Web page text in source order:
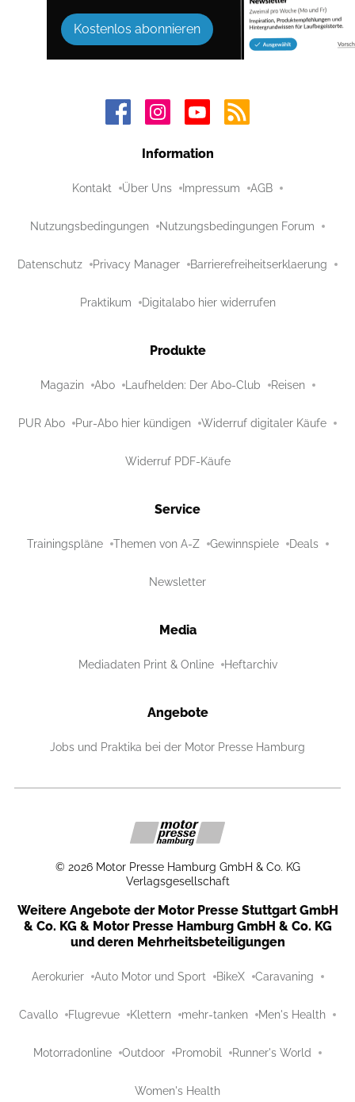
Kostenlos abonnieren
Information
Kontakt Über Uns Impressum AGB
Nutzungsbedingungen Nutzungsbedingungen Forum
Datenschutz Privacy Manager Barrierefreiheitserklaerung
Praktikum Digitalabo hier widerrufen
Produkte
Magazin Abo Laufhelden: Der Abo-Club Reisen
PUR Abo Pur-Abo hier kündigen Widerruf digitaler Käufe
Widerruf PDF-Käufe
Service
Trainingspläne Themen von A-Z Gewinnspiele Deals
Newsletter
Media
Mediadaten Print & Online Heftarchiv
Angebote
Jobs und Praktika bei der Motor Presse Hamburg
© 2026 Motor Presse Hamburg GmbH & Co. KG
Verlagsgesellschaft
Weitere Angebote der Motor Presse Stuttgart GmbH
& Co. KG & Motor Presse Hamburg GmbH & Co. KG
und deren Mehrheitsbeteiligungen
Aerokurier Auto Motor und Sport BikeX Caravaning
Cavallo Flugrevue Klettern mehr-tanken Men's Health
Motorradonline Outdoor Promobil Runner's World
Women's Health